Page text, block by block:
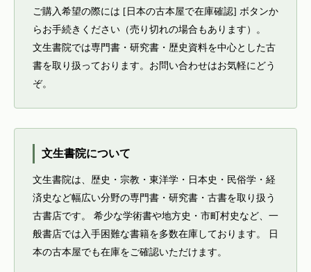
ご購入希望の際には [日本の古本屋で在庫確認] ボタンか
らお手続きください（売り切れの場合もあります）。
文生書院では専門書・研究書・歴史資料を中心とした古
書を取り扱っております。お問い合わせはお気軽にどう
ぞ。
文生書院について
文生書院は、歴史・宗教・東洋学・日本史・民俗学・経
済史など幅広い分野の専門書・研究書・古書を取り扱う
古書店です。 希少な学術書や地方史・市町村史など、一
般書店では入手困難な書籍を多数在庫しております。 日
本の古本屋でも在庫をご確認いただけます。